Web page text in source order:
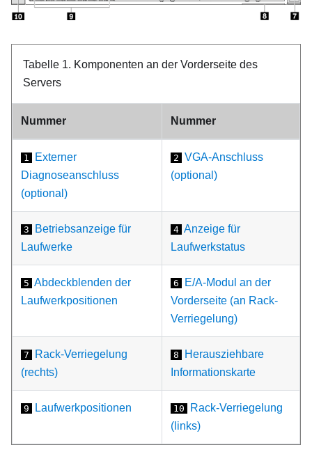
Tabelle 1. Komponenten an der Vorderseite des
Servers
Nummer Nummer
1
Externer
Diagnoseanschluss
(optional)
2 VGA-Anschluss
(optional)
3
Betriebsanzeige für
Laufwerke
4 Anzeige für
Laufwerkstatus
5 Abdeckblenden der
Laufwerkpositionen
6
E/A-Modul an der
Vorderseite (an Rack-
Verriegelung)
7
Rack-Verriegelung
(rechts)
8
Herausziehbare
Informationskarte
9 Laufwerkpositionen 10
Rack-Verriegelung
(links)